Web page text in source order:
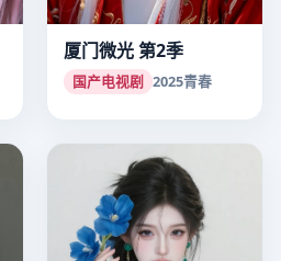
厦门微光 第2季
国产电视剧 2025青春